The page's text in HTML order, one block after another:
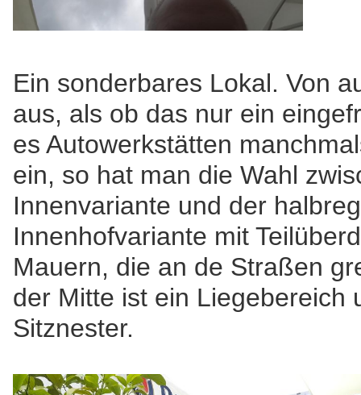
Ein sonderbares Lokal. Von
aus, als ob das nur ein
es Autowerkstätten
ein, so hat man die Wahl
Innenvariante und der
Innenhofvariante mit
Mauern, die an de Straßen
der Mitte ist ein Liegebereich
Sitznester.